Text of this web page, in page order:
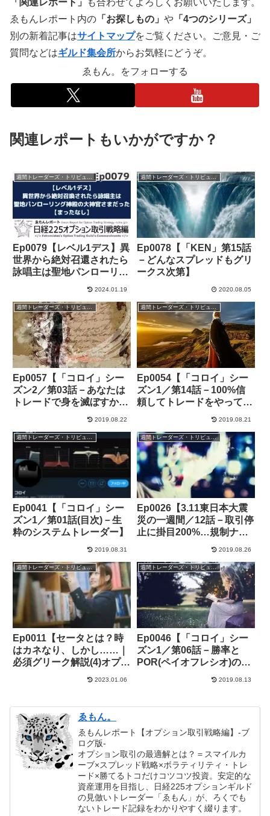
「関連レポート」
も合わせてよろしくお願いいたします。
ゑもんレポート内の 「お探しもの」 や 「4つのシリーズ」
別の新着記事はサイトマップをご覧ください。ご意見・ご
質問などはギルド集会所からお気軽にどうぞ。
ゑもん。をフォローする
関連レポートもいかがですか？
週間トレーダーズ・トリビューン
Ep0079【レベル1デス】異
世界から絶対召還されたら
詠唱主は聖地パンローリン
2024.01.19
週間トレーダーズ・トリビューン
Ep0078【「KEN」第15話
－どんなスプレッドもグリ
ークス次第】
2020.08.05
週間トレーダーズ・トリビューン
Ep0057【「コロイ」シー
ズン2／第03話－あなたは
トレードで身を滅ぼすから
2019.08.22
週間トレーダーズ・トリビューン
Ep0054【「コロイ」シー
ズン1／第14話－100%信
頼してトレードをやってい
2019.08.21
週間トレーダーズ・トリビューン
Ep0041【「コロイ」シー
ズン1／第01話(目次)－生
粋のシステムトレーダー】
2019.08.31
週間トレーダーズ・トリビューン
Ep0026【3.11東日本大震
災の一週間／12話－取引停
止に掛目200%…規制ナシ
2019.08.26
週間トレーダーズ・トリビューン
Ep0011【セータとは？時
はカネなり、しかし……｜
必須グリーク解説(4)オプシ
2023.01.06
週間トレーダーズ・トリビューン
Ep0046【「コロイ」シー
ズン1／第06話－勝率と
POR(ペイオフレシオ)の重
2019.08.13
ゑもん。
ゑもんレポート【オプション取引戦略編】-ブ
ログ版-
オプション取引の最適解とは？＝スマイルカ
ーブ×スプレッド戦略×ボラティリティ・トレ
ード×勝てるトコだけコツコツ投資。安定的な
資産運用を目指し、日経225オプションギルド
の見倣いトレーダー「ゑもん」が、ろくでも
ないトレード記録をわかりやすく綴ります。